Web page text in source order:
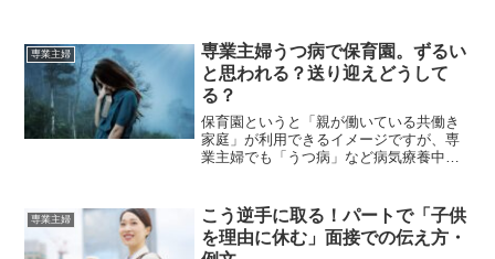
専業主婦
専業主婦うつ病で保育園。ずるい
と思われる？送り迎えどうして
る？
保育園というと「親が働いている共働き
家庭」が利用できるイメージですが、専
業主婦でも「うつ病」など病気療養中で
す。保育園は、保育に欠ける子供たちを
受け入れる施設とされている...
専業主婦
こう逆手に取る！パートで「子供
を理由に休む」面接での伝え方・